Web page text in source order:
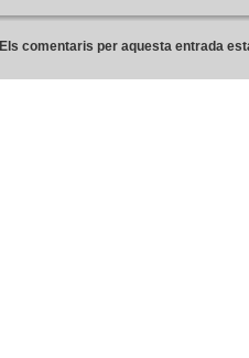
Els comentaris per aquesta entrada